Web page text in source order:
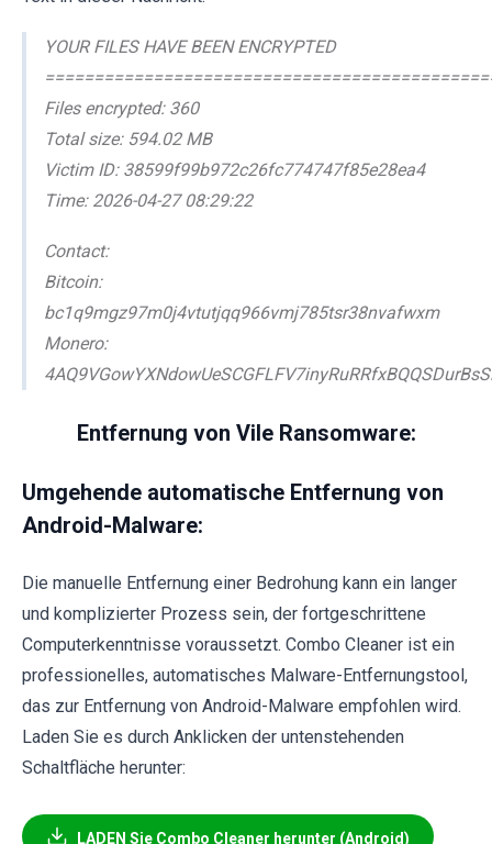
YOUR FILES HAVE BEEN ENCRYPTED
Files encrypted: 360
Total size: 594.02 MB
Victim ID: 38599f99b972c26fc774747f85e28ea4
Time: 2026-04-27 08:29:22
Contact:
Bitcoin:
bc1q9mgz97m0j4vtutjqq966vmj785tsr38nvafwxm
Monero:
Entfernung von Vile Ransomware:
Umgehende automatische Entfernung von
Android-Malware:
Die manuelle Entfernung einer Bedrohung kann ein langer
und komplizierter Prozess sein, der fortgeschrittene
Computerkenntnisse voraussetzt. Combo Cleaner ist ein
professionelles, automatisches Malware-Entfernungstool,
das zur Entfernung von Android-Malware empfohlen wird.
Laden Sie es durch Anklicken der untenstehenden
Schaltfläche herunter:
LADEN Sie Combo Cleaner herunter (Android)